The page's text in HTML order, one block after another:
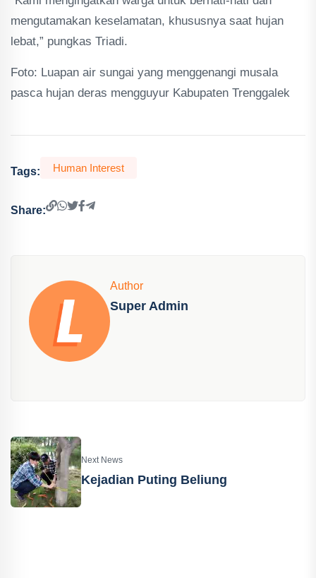
mengutamakan keselamatan, khususnya saat hujan
lebat,” pungkas Triadi.
Foto: Luapan air sungai yang menggenangi musala
pasca hujan deras mengguyur Kabupaten Trenggalek
Tags: Human Interest
Share:
Author
Super Admin
Next News
Kejadian Puting Beliung